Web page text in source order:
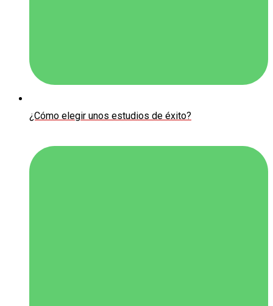
¿Cómo elegir unos estudios de éxito?